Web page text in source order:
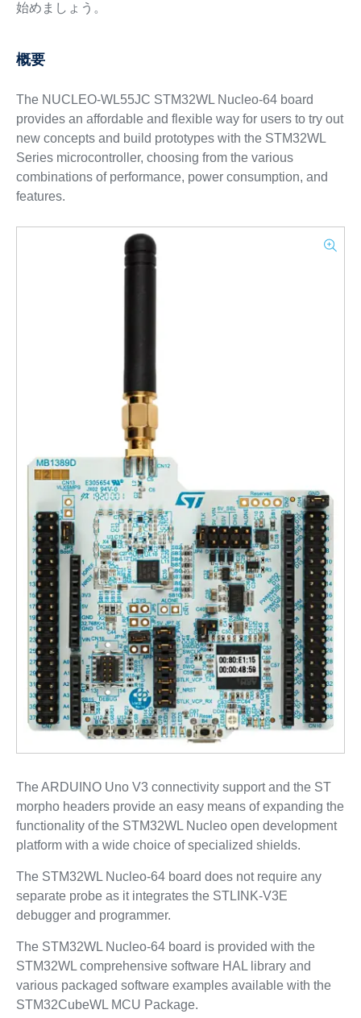
始めましょう。
概要
The NUCLEO-WL55JC STM32WL Nucleo-64 board
provides an affordable and flexible way for users to try out
new concepts and build prototypes with the STM32WL
Series microcontroller, choosing from the various
combinations of performance, power consumption, and
features.
The ARDUINO Uno V3 connectivity support and the ST
morpho headers provide an easy means of expanding the
functionality of the STM32WL Nucleo open development
platform with a wide choice of specialized shields.
The STM32WL Nucleo-64 board does not require any
separate probe as it integrates the STLINK-V3E
debugger and programmer.
The STM32WL Nucleo-64 board is provided with the
STM32WL comprehensive software HAL library and
various packaged software examples available with the
STM32CubeWL MCU Package.